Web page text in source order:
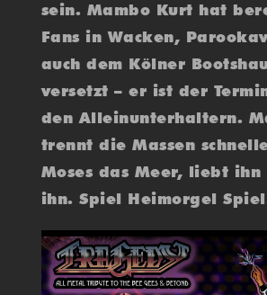
sein. Mambo Kurt hat
Fans in Wacken,
auch dem Kölner
versetzt – er ist der
den Alleinunterhaltern.
trennt die Massen
Moses das Meer, liebt ihn
ihn. Spiel Heimorgel